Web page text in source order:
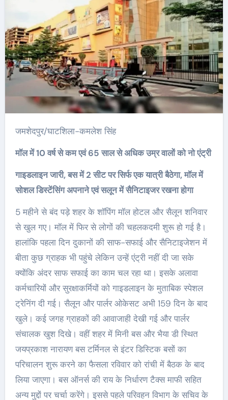
जमशेदपुर/घाटशिला-कमलेश सिंह
मॉल में 10 वर्ष से कम एवं 65 साल से अधिक उम्र वालों को नो एंट्री
गाइडलाइन जारी, बस में 2 सीट पर सिर्फ एक यात्री बैठेगा, मॉल में
सोशल डिस्टेंसिंग अपनाने एवं सलून में सैनिटाइजर रखना होगा
5 महीने से बंद पड़े शहर के शॉपिंग मॉल होटल और सैलून शनिवार
से खुल गए। मॉल में फिर से लोगों की चहलकदमी शुरू हो गई है।
हालांकि पहला दिन दुकानों की साफ-सफाई और सैनिटाइजेशन में
बीता कुछ ग्राहक भी पहुंचे लेकिन उन्हें एंट्री नहीं दी जा सके
क्योंकि अंदर साफ सफाई का काम चल रहा था। इसके अलावा
कर्मचारियों और सुरक्षाकर्मियों को गाइडलाइन के मुताबिक स्पेशल
ट्रेनिंग दी गई। सैलून और पार्लर ओकेसट अभी 159 दिन के बाद
खुले। कई जगह ग्राहकों की आवाजाही देखी गई और पार्लर
संचालक खुश दिखे। वहीं शहर में मिनी बस और भैया डी स्थित
जयप्रकाश नारायण बस टर्मिनल से इंटर डिस्टिक बसों का
परिचालन शुरू करने का फैसला रविवार को रांची में बैठक के बाद
लिया जाएगा। बस ऑनर्स की राय के निर्धारण टैक्स माफी सहित
अन्य मुद्दों पर चर्चा करेंगे। इससे पहले परिवहन विभाग के सचिव के